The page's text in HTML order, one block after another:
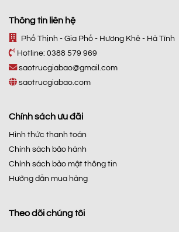
Thông tin liên hệ
Phố Thịnh - Gia Phố - Hương Khê - Hà Tĩnh
Hotline: 0388 579 969
saotrucgiabao@gmail.com
saotrucgiabao.com
Chính sách ưu đãi
Hình thức thanh toán
Chính sách bảo hành
Chính sách bảo mật thông tin
Hướng dẫn mua hàng
Theo dõi chúng tôi